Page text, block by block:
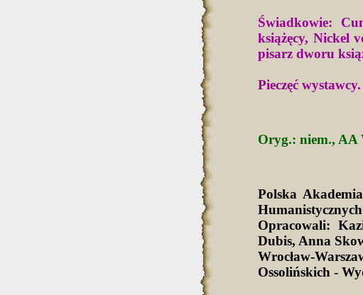
Świadkowie:
książęcy, Nickel
pisarz dworu
Pieczęć wystawcy.
Oryg.: niem., AA
Polska
Opracowali:
Dubis, Anna
Wrocław-
Ossolińskich -